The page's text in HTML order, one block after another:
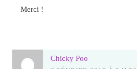
Merci !
Chicky Poo